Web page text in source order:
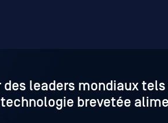
des leaders mondiaux
brevetée